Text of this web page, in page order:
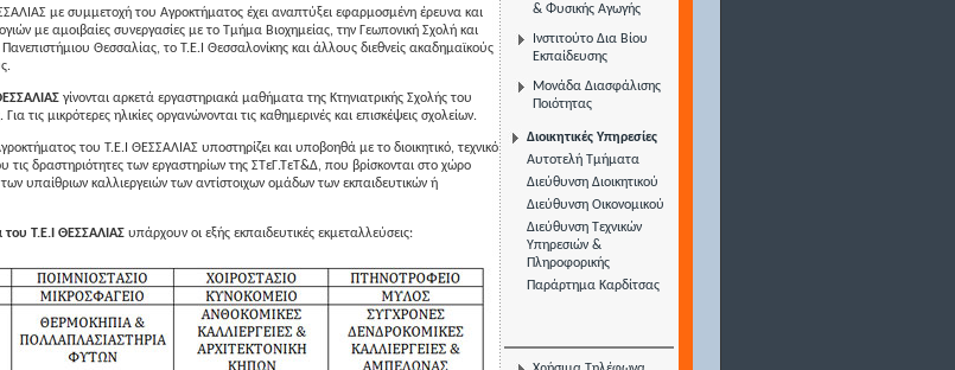
με συμμετοχή του Αγροκτήματος έχει αναπτύξει εφαρμοσμένη έρευνα και
με αμοιβαίες συνεργασίες με το Τμήμα Βιοχημείας, την Γεωπονική Σχολή και
Θεσσαλίας, το Τ.Ε.Ι Θεσσαλονίκης και άλλους διεθνείς ακαδημαϊκούς
γίνονται αρκετά εργαστηριακά μαθήματα της Κτηνιατρικής Σχολής του
τις μικρότερες ηλικίες οργανώνονται τις καθημερινές και επισκέψεις σχολείων.
του Τ.Ε.Ι ΘΕΣΣΑΛΙΑΣ υποστηρίζει και υποβοηθά με το διοικητικό, τεχνικό
τις δραστηριότητες των εργαστηρίων της ΣTεΓ.ΤεΤ&Δ, που βρίσκονται στο χώρο
υπαίθριων καλλιεργειών των αντίστοιχων ομάδων των εκπαιδευτικών ή
Τ.Ε.Ι ΘΕΣΣΑΛΙΑΣυπάρχουν οι εξής εκπαιδευτικές εκμεταλλεύσεις:
& Φυσικής Αγωγής
Ινστιτούτο Δια Βίου
Εκπαίδευσης
Μονάδα Διασφάλισης
Ποιότητας
Διοικητικές Υπηρεσίες
Αυτοτελή Τμήματα
Διεύθυνση Διοικητικού
Διεύθυνση Οικονομικού
Διεύθυνση Τεχνικών
Υπηρεσιών &
Πληροφορικής
Παράρτημα Καρδίτσας